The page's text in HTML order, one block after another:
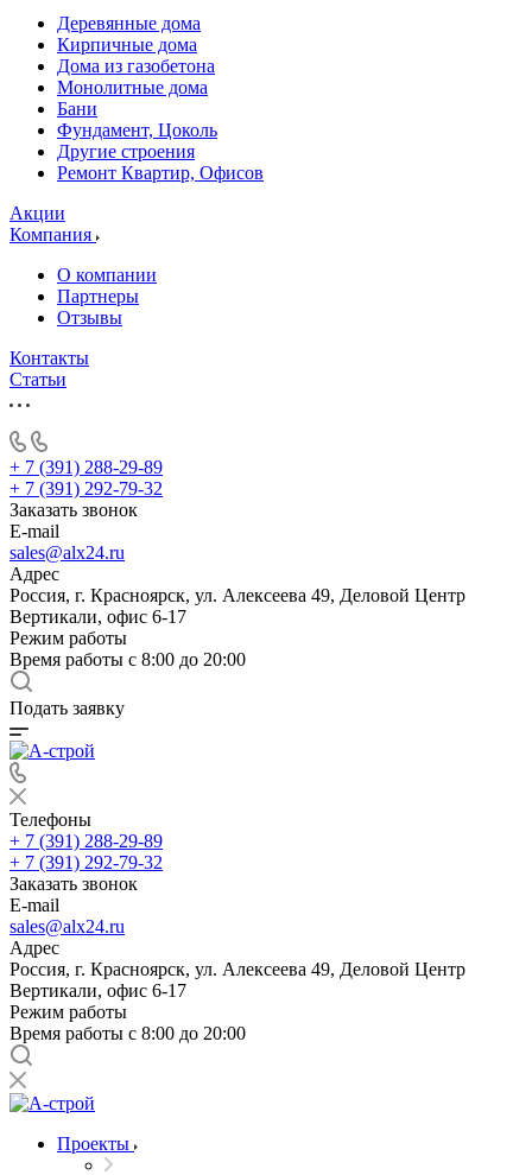
Деревянные дома
Кирпичные дома
Дома из газобетона
Монолитные дома
Бани
Фундамент, Цоколь
Другие строения
Ремонт Квартир, Офисов
Акции
Компания
О компании
Партнеры
Отзывы
Контакты
Статьи
+ 7 (391) 288-29-89
+ 7 (391) 292-79-32
Заказать звонок
E-mail
sales@alx24.ru
Адрес
Россия, г. Красноярск, ул. Алексеева 49, Деловой Центр
Вертикали, офис 6-17
Режим работы
Время работы с 8:00 до 20:00
Подать заявку
Телефоны
+ 7 (391) 288-29-89
+ 7 (391) 292-79-32
Заказать звонок
E-mail
sales@alx24.ru
Адрес
Россия, г. Красноярск, ул. Алексеева 49, Деловой Центр
Вертикали, офис 6-17
Режим работы
Время работы с 8:00 до 20:00
Проекты